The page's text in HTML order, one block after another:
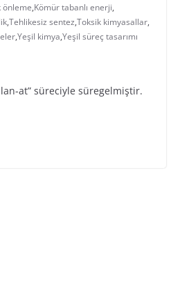
önleme,Kömür tabanlı enerji,
,Tehlikesiz sentez,Toksik kimyasallar,
,Yeşil kimya,Yeşil süreç tasarımı
at” süreciyle süregelmiştir.